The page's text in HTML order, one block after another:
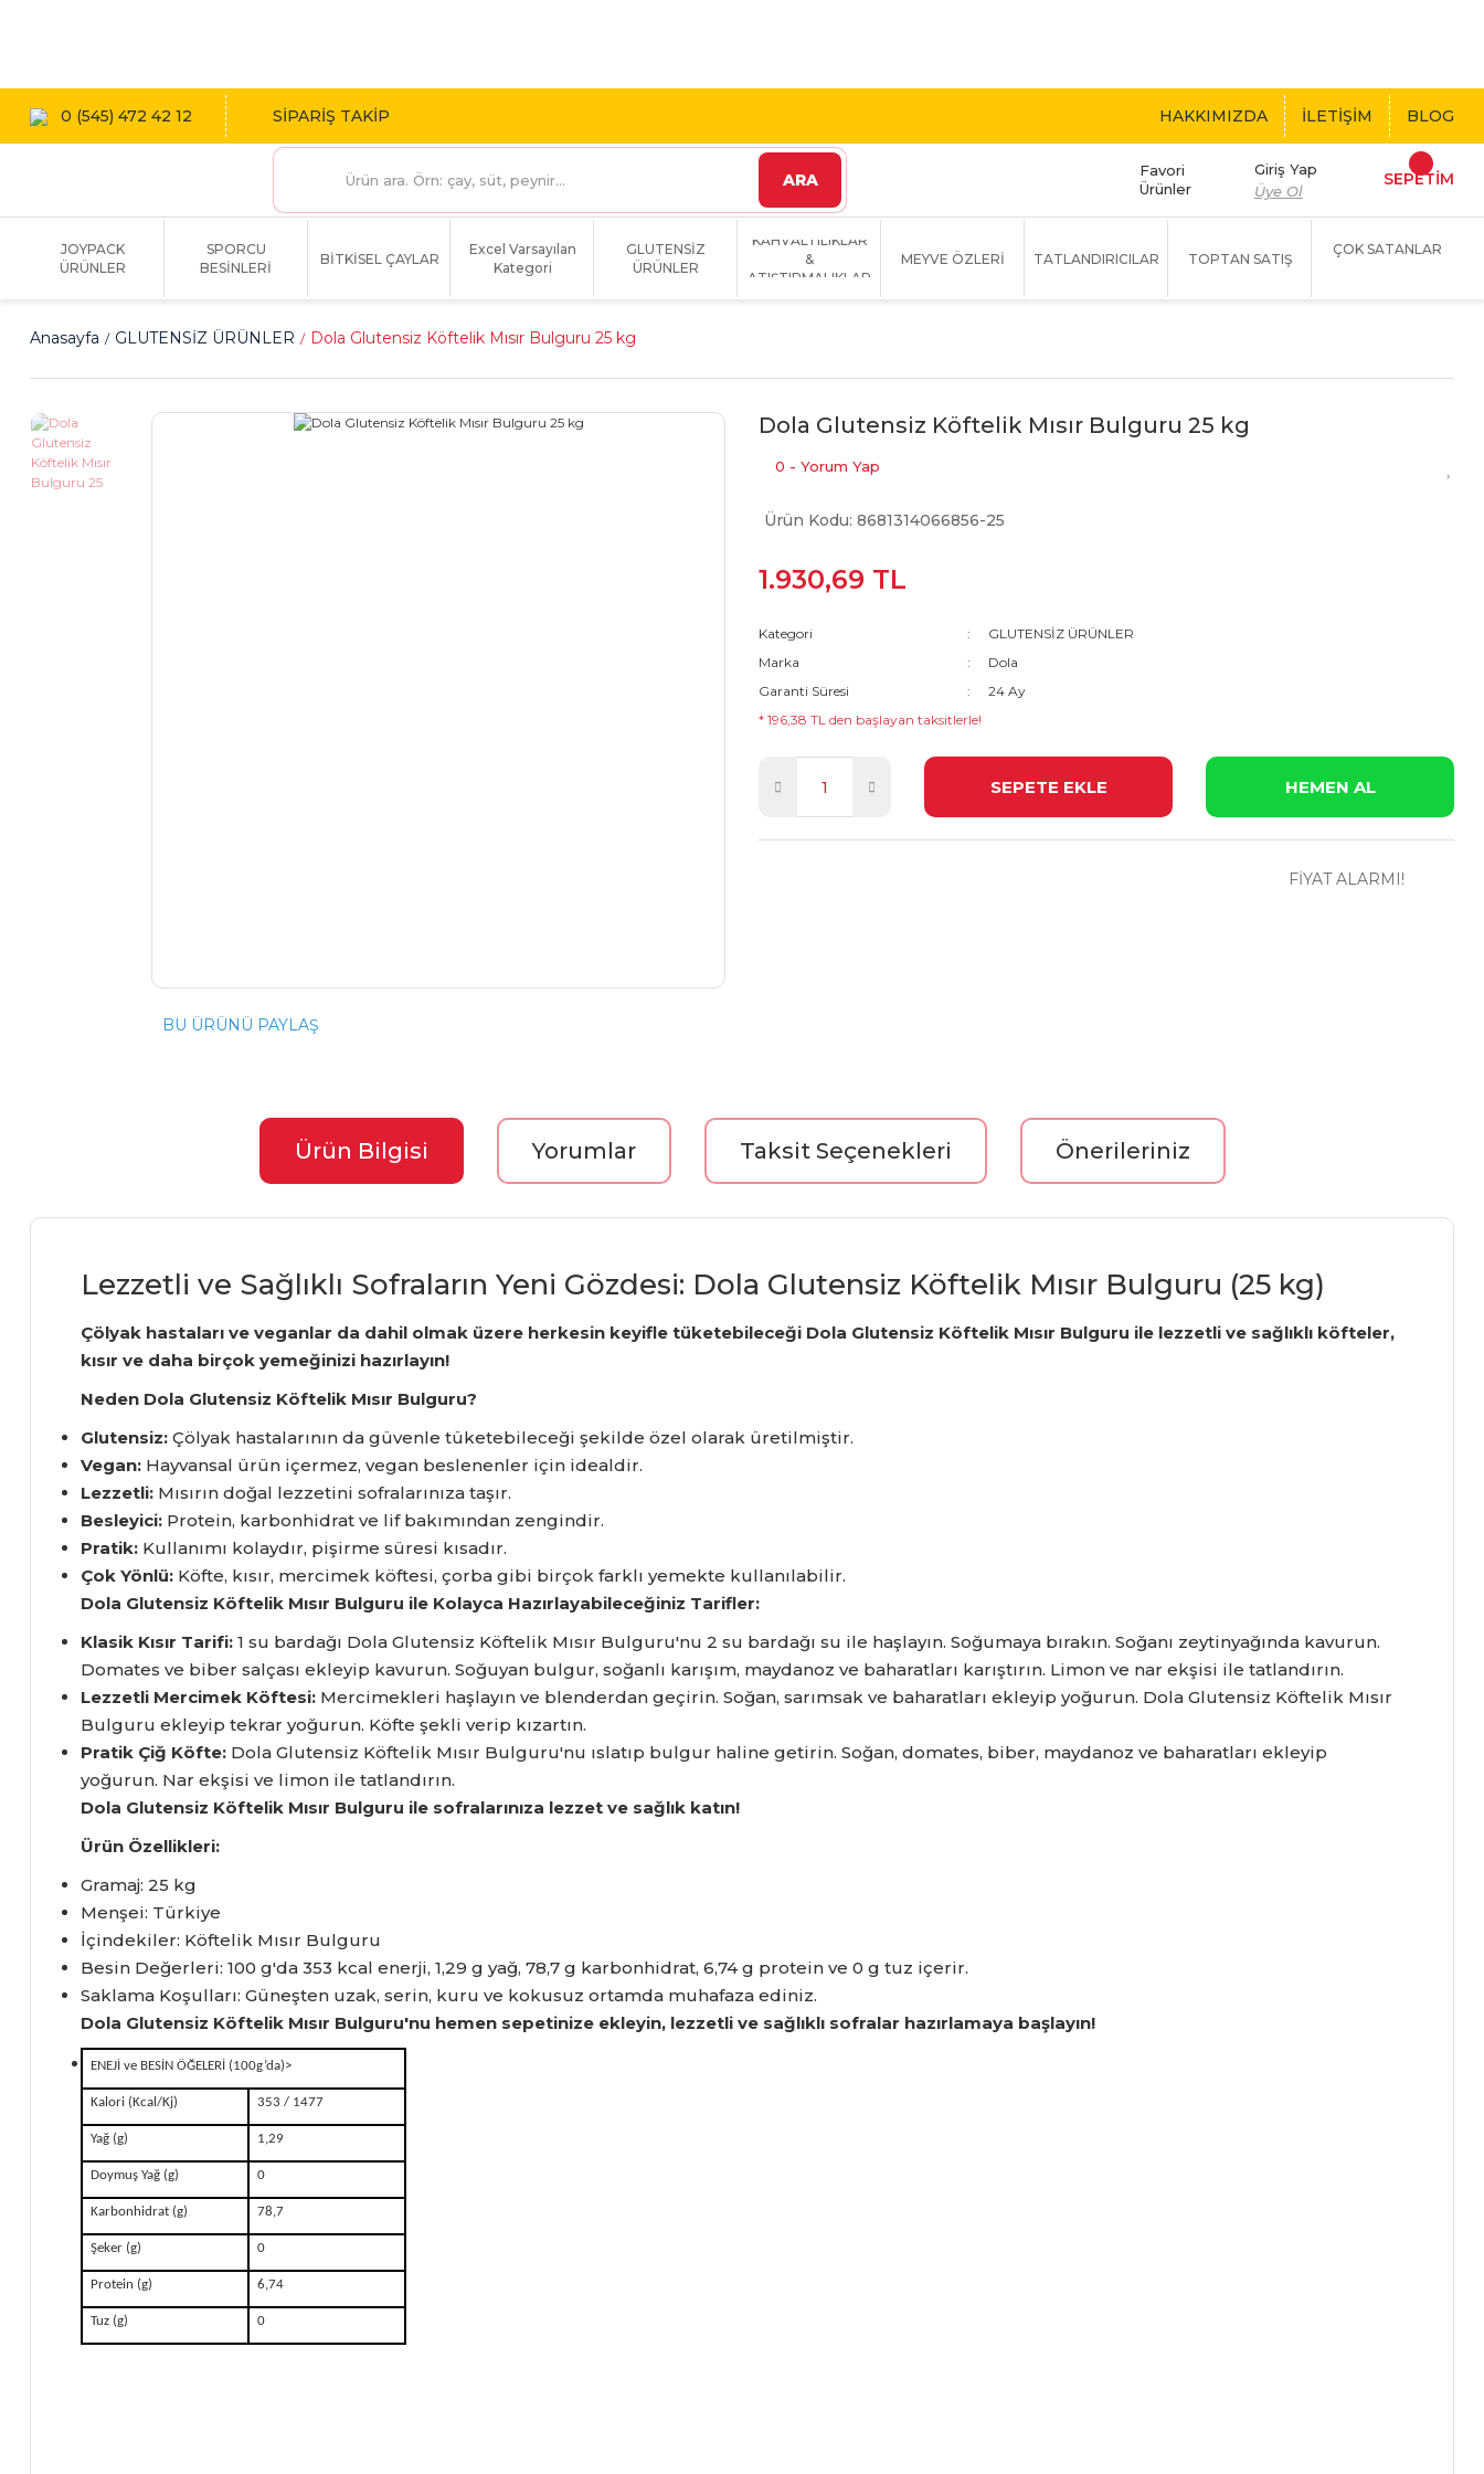
0 (545) 472 42 12 SİPARİŞ TAKİP HAKKIMIZDA İLETİŞİM BLOG
ARA
Favori
Ürünler
Giriş Yap
Üye Ol
SEPETİM
JOYPACK
ÜRÜNLER
SPORCU
BESİNLERİ
BİTKİSEL ÇAYLAR
Excel Varsayılan
Kategori
GLUTENSİZ
ÜRÜNLER
KAHVALTILIKLAR
&
ATIŞTIRMALIKLAR
MEYVE ÖZLERİ TATLANDIRICILAR TOPTAN SATIŞ
ÇOK SATANLAR
Anasayfa GLUTENSİZ ÜRÜNLER Dola Glutensiz Köftelik Mısır Bulguru 25 kg
BU ÜRÜNÜ PAYLAŞ
Dola Glutensiz Köftelik Mısır Bulguru 25 kg
0 - Yorum Yap
Ürün Kodu: 8681314066856-25
1.930,69 TL
Kategori
GLUTENSİZ ÜRÜNLER
Marka
Dola
Garanti Süresi
24 Ay
* 196,38 TL den başlayan taksitlerle!
SEPETE EKLE HEMEN AL
FİYAT ALARMI!
Ürün Bilgisi Yorumlar Taksit Seçenekleri Önerileriniz
Lezzetli ve Sağlıklı Sofraların Yeni Gözdesi: Dola Glutensiz Köftelik Mısır Bulguru (25 kg)
Çölyak hastaları ve veganlar da dahil olmak üzere herkesin keyifle tüketebileceği Dola Glutensiz Köftelik Mısır Bulguru ile lezzetli ve sağlıklı köfteler,
kısır ve daha birçok yemeğinizi hazırlayın!
Neden Dola Glutensiz Köftelik Mısır Bulguru?
Glutensiz: Çölyak hastalarının da güvenle tüketebileceği şekilde özel olarak üretilmiştir.
Vegan: Hayvansal ürün içermez, vegan beslenenler için idealdir.
Lezzetli: Mısırın doğal lezzetini sofralarınıza taşır.
Besleyici: Protein, karbonhidrat ve lif bakımından zengindir.
Pratik: Kullanımı kolaydır, pişirme süresi kısadır.
Çok Yönlü: Köfte, kısır, mercimek köftesi, çorba gibi birçok farklı yemekte kullanılabilir.
Dola Glutensiz Köftelik Mısır Bulguru ile Kolayca Hazırlayabileceğiniz Tarifler:
Klasik Kısır Tarifi: 1 su bardağı Dola Glutensiz Köftelik Mısır Bulguru'nu 2 su bardağı su ile haşlayın. Soğumaya bırakın. Soğanı zeytinyağında kavurun.
Domates ve biber salçası ekleyip kavurun. Soğuyan bulgur, soğanlı karışım, maydanoz ve baharatları karıştırın. Limon ve nar ekşisi ile tatlandırın.
Lezzetli Mercimek Köftesi: Mercimekleri haşlayın ve blenderdan geçirin. Soğan, sarımsak ve baharatları ekleyip yoğurun. Dola Glutensiz Köftelik Mısır
Bulguru ekleyip tekrar yoğurun. Köfte şekli verip kızartın.
Pratik Çiğ Köfte: Dola Glutensiz Köftelik Mısır Bulguru'nu ıslatıp bulgur haline getirin. Soğan, domates, biber, maydanoz ve baharatları ekleyip
yoğurun. Nar ekşisi ve limon ile tatlandırın.
Dola Glutensiz Köftelik Mısır Bulguru ile sofralarınıza lezzet ve sağlık katın!
Ürün Özellikleri:
Gramaj: 25 kg
Menşei: Türkiye
İçindekiler: Köftelik Mısır Bulguru
Besin Değerleri: 100 g'da 353 kcal enerji, 1,29 g yağ, 78,7 g karbonhidrat, 6,74 g protein ve 0 g tuz içerir.
Saklama Koşulları: Güneşten uzak, serin, kuru ve kokusuz ortamda muhafaza ediniz.
Dola Glutensiz Köftelik Mısır Bulguru'nu hemen sepetinize ekleyin, lezzetli ve sağlıklı sofralar hazırlamaya başlayın!
ENEJİ ve BESİN ÖĞELERİ (100g’da)>
Kalori (Kcal/Kj) 353 / 1477
Yağ (g) 1,29
Doymuş Yağ (g) 0
Karbonhidrat (g) 78,7
Şeker (g) 0
Protein (g) 6,74
Tuz (g) 0